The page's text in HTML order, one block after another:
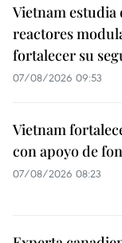
Vietnam
reactores
fortalecer su
07/08/2026 09:53
Vietnam
con apoyo de
07/08/2026 08:23